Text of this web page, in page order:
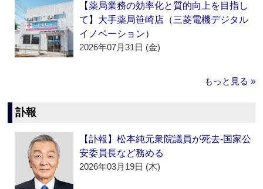
【薬局業務の効率化と質的向上を目指し
て】大手薬局笹崎店（三菱電機デジタル
イノベーション）
2026年07月31日 (金)
もっと見る »
訃報
【訃報】松本純元衆院議員が死去‐国家公
安委員長など務める
2026年03月19日 (木)